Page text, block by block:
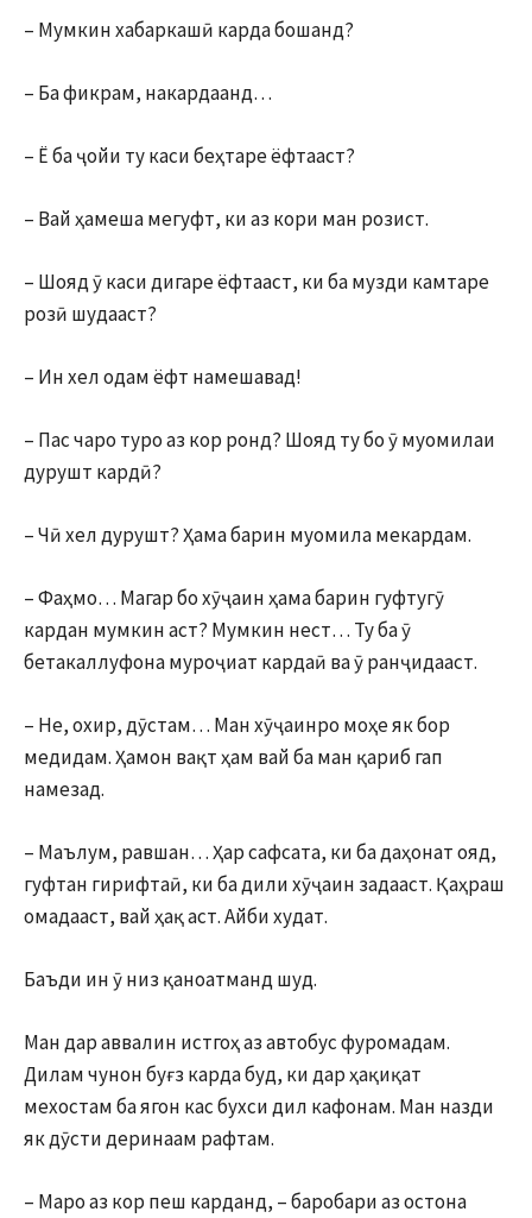
– Мумкин хабаркашӣ карда бошанд?
– Ба фикрам, накардаанд…
– Ё ба ҷойи ту каси беҳтаре ёфтааст?
– Вай ҳамеша мегуфт, ки аз кори ман розист.
– Шояд ӯ каси дигаре ёфтааст, ки ба музди камтаре
розӣ шудааст?
– Ин хел одам ёфт намешавад!
– Пас чаро туро аз кор ронд? Шояд ту бо ӯ муомилаи
дурушт кардӣ?
– Чӣ хел дурушт? Ҳама барин муомила мекардам.
– Фаҳмо… Магар бо хӯҷаин ҳама барин гуфтугӯ
кардан мумкин аст? Мумкин нест… Ту ба ӯ
бетакаллуфона муроҷиат кардаӣ ва ӯ ранҷидааст.
– Не, охир, дӯстам… Ман хӯҷаинро моҳе як бор
медидам. Ҳамон вақт ҳам вай ба ман қариб гап
намезад.
– Маълум, равшан… Ҳар сафсата, ки ба даҳонат ояд,
гуфтан гирифтаӣ, ки ба дили хӯҷаин задааст. Қаҳраш
омадааст, вай ҳақ аст. Айби худат.
Баъди ин ӯ низ қаноатманд шуд.
Ман дар аввалин истгоҳ аз автобус фуромадам.
Дилам чунон буғз карда буд, ки дар ҳақиқат
мехостам ба ягон кас бухси дил кафонам. Ман назди
як дӯсти деринаам рафтам.
– Маро аз кор пеш карданд, – баробари аз остона